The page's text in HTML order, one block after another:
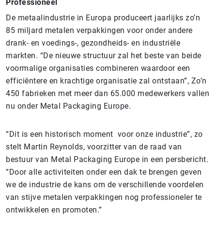
Professioneel
De metaalindustrie in Europa produceert jaarlijks zo’n
85 miljard metalen verpakkingen voor onder andere
drank- en voedings-, gezondheids- en industriële
markten. “De nieuwe structuur zal het beste van beide
voormalige organisaties combineren waardoor een
efficiëntere en krachtige organisatie zal ontstaan”, Zo’n
450 fabrieken met meer dan 65.000 medewerkers vallen
nu onder Metal Packaging Europe.
“Dit is een historisch moment voor onze industrie”, zo
stelt Martin Reynolds, voorzitter van de raad van
bestuur van Metal Packaging Europe in een persbericht.
“Door alle activiteiten onder een dak te brengen geven
we de industrie de kans om de verschillende voordelen
van stijve metalen verpakkingen nog professioneler te
ontwikkelen en promoten.”